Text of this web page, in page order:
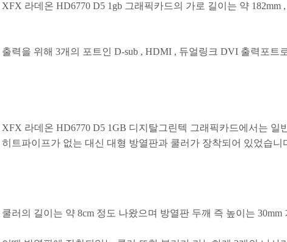
XFX 라데온 HD6770 D5 1gb 그래픽카드의 가로 길이는 약 182mm
출력을 위해 3개의 포트인 D-sub , HDMI , 듀얼링크 DVI 출력포트
XFX 라데온 HD6770 D5 1GB 디지탈그린텍 그래픽카드에서는 일
히트파이프가 없는 대신 대형 방열판과 쿨러가 장착되어 있었습니
쿨러의 길이는 약 8cm 정도 나왔으며 방열판 두깨 즉 높이는 30mm